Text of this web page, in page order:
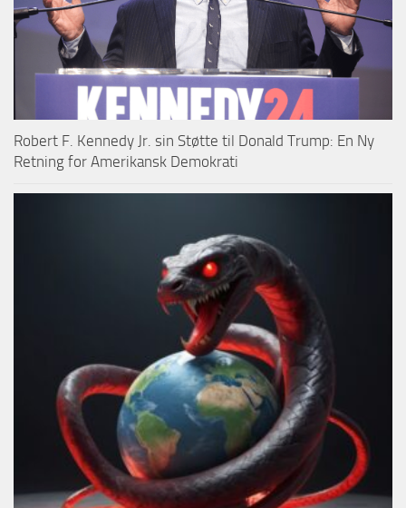
Robert F. Kennedy Jr. sin Støtte til Donald Trump: En Ny
Retning for Amerikansk Demokrati